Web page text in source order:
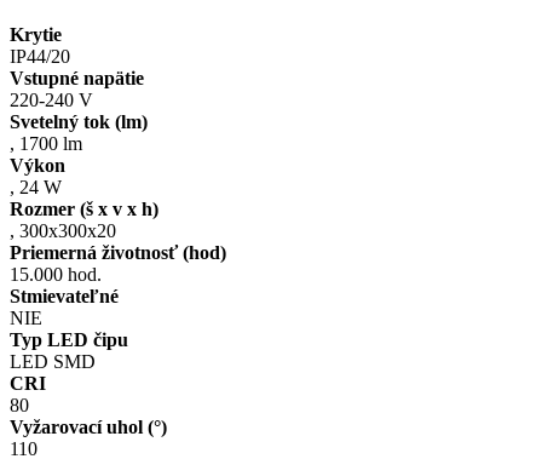
Krytie
IP44/20
Vstupné napätie
220-240 V
Svetelný tok (lm)
, 1700 lm
Výkon
, 24 W
Rozmer (š x v x h)
, 300x300x20
Priemerná životnosť (hod)
15.000 hod.
Stmievateľné
NIE
Typ LED čipu
LED SMD
CRI
80
Vyžarovací uhol (°)
110